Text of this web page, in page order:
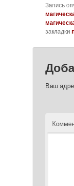
Запись
закладки
Ваш